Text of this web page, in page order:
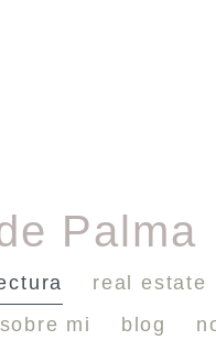
Palma
real estate
sobre mi blog